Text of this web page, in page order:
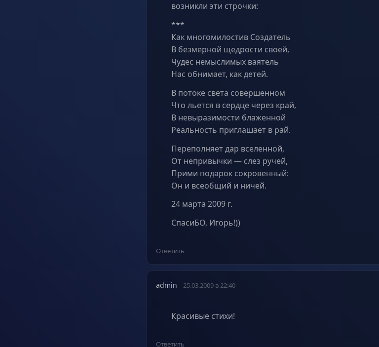
возникли эти строчки:
***
Как многомилостив Создатель
В безмерной щедрости своей,
Чудес немыслимых ваятель
Нас обнимает, как детей.
В потоке света совершенном
Что льется в сердце через край,
В невыразимости блаженной
Реальность приглашает в рай.
Переполняет дар вселенной,
От непривычки — слез ручей,
Прими подарок сокровенный:
Он и всеобщий и ничей.
24 марта 2009 г.
СпасиБО, Игорь!))
Ответить
admin 25.03.2009 в 22:40
Красивые стихи!
Ответить